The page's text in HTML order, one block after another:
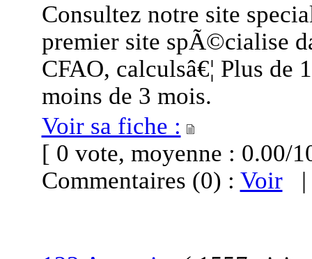
Consultez notre site
premier site spÃ©cialise
CFAO, calculsâ€¦ Plus de
moins de 3 mois.
Voir sa fiche :
[ 0 vote, moyenne :
Commentaires (0) : Voir